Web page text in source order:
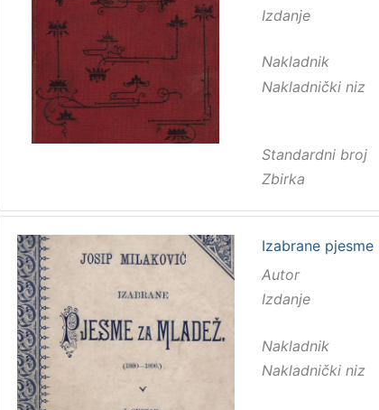
Izdanje
Nakladnik
Nakladnički niz
Standardni broj
Zbirka
Izabrane
Autor
Izdanje
Nakladnik
Nakladnički niz